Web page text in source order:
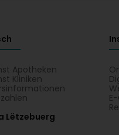
Apotheken
Kliniken
Lëtzebuerg